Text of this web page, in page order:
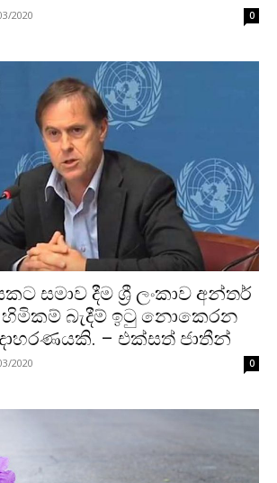
2020 0
සමාව දීම ශ්‍රී ලංකාව අන්තර්
බැදීම් ඉටු නොකෙරන
– එක්සත් ජාතීන්
2020 0